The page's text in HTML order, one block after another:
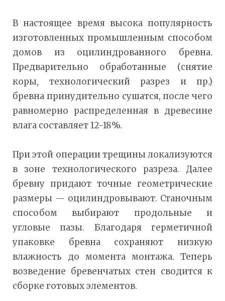
В настоящее время высока популярность
изготовленных промышленным способом
домов из оцилиндрованного бревна.
Предварительно обработанные (снятие
коры, технологический разрез и пр.)
бревна принудительно сушатся, после чего
равномерно распределенная в древесине
влага составляет 12-18%.
При этой операции трещины локализуются
в зоне технологического разреза. Далее
бревну придают точные геометрические
размеры — оцилиндровывают. Станочным
способом выбирают продольные и
угловые пазы. Благодаря герметичной
упаковке бревна сохраняют низкую
влажность до момента монтажа. Теперь
возведение бревенчатых стен сводится к
сборке готовых элементов.